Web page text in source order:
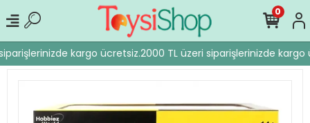
kargo ücretsiz.2000 TL üzeri siparişlerinizde kargo
0